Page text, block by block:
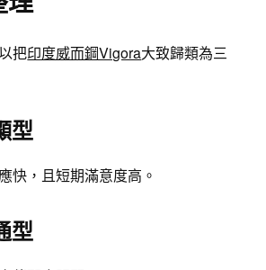
把印度威而鋼Vigora大致歸類為三
型
快，且短期滿意度高。
型